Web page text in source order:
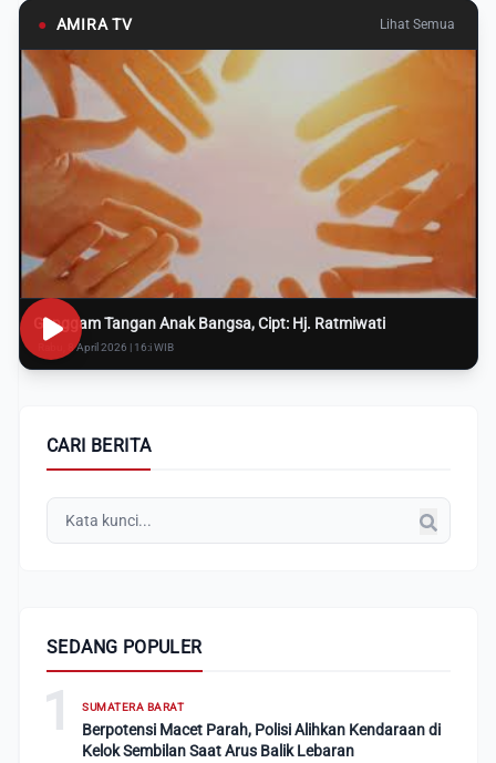
● AMIRA TV Lihat Semua
Genggam Tangan Anak Bangsa, Cipt: Hj. Ratmiwati
Rabu, 8 April 2026 | 16:i WIB
CARI BERITA
SEDANG POPULER
1 SUMATERA BARAT
Berpotensi Macet Parah, Polisi Alihkan Kendaraan di
Kelok Sembilan Saat Arus Balik Lebaran